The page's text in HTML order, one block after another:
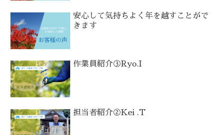
安心して気持ちよく年を越すことがで
きます
作業員紹介③Ryo.I
担当者紹介②Kei .T